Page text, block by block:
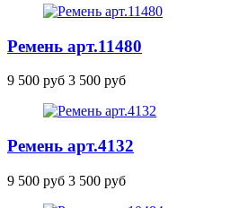
Ремень арт.11480
9 500 руб 3 500 руб
Ремень арт.4132
9 500 руб 3 500 руб